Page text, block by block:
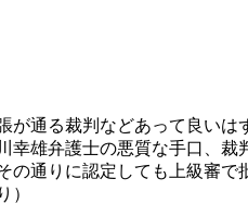
が通る裁判などあって良い
幸雄弁護士の悪質な手口、
の通りに認定しても上級審
）